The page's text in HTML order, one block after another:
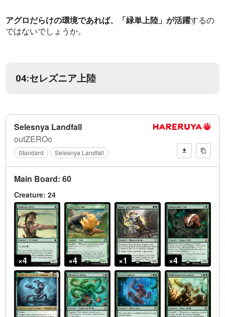
アグロだらけの環境であれば、「緑単上陸」が活躍するの
ではないでしょうか。
04:セレズニア上陸